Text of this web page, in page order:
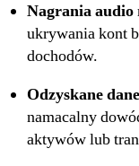
Nagrania audio
ukrywania kont
dochodów.
Odzyskane
namacalny
aktywów lub